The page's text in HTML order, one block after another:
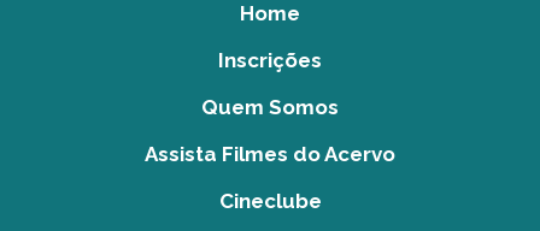
Home
Inscrições
Quem Somos
Assista Filmes do Acervo
Cineclube